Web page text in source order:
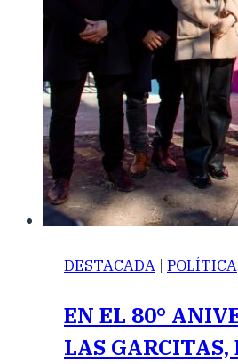
DESTACADA | POLÍTICA
EN EL 80°
LAS GARCITAS,